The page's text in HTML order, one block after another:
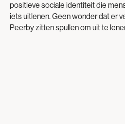
positieve sociale identiteit die
iets uitlenen. Geen wonder dat er
Peerby zitten spullen om uit te